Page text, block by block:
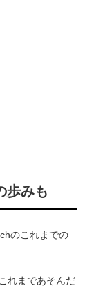
歩みも
のこれまでの
れまであそんだ